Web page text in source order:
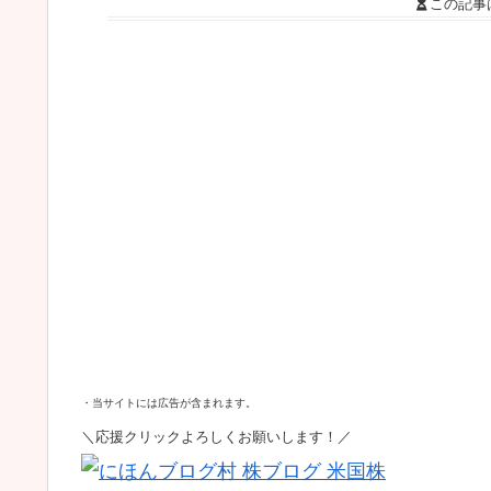
この記事
・当サイトには広告が含まれます。
＼応援クリックよろしくお願いします！／